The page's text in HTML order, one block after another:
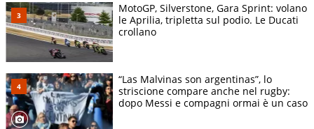
MotoGP, Silverstone, Gara Sprint: volano
le Aprilia, tripletta sul podio. Le Ducati
crollano
“Las Malvinas son argentinas”, lo
striscione compare anche nel rugby:
dopo Messi e compagni ormai è un caso